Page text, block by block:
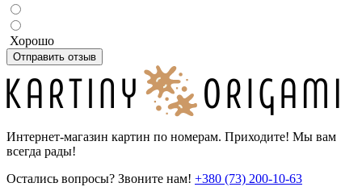
Хорошо
Отправить отзыв
Интернет-магазин картин по номерам. Приходите! Мы вам
всегда рады!
Остались вопросы? Звоните нам! +380 (73) 200-10-63